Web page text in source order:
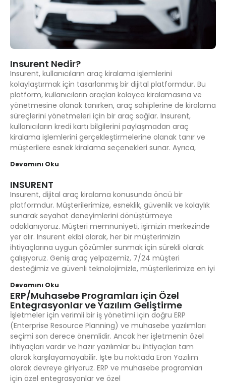
Insurent Nedir?
Insurent, kullanıcıların araç kiralama işlemlerini
kolaylaştırmak için tasarlanmış bir dijital platformdur. Bu
platform, kullanıcıların araçları kolayca kiralamasına ve
yönetmesine olanak tanırken, araç sahiplerine de kiralama
süreçlerini yönetmeleri için bir araç sağlar. Insurent,
kullanıcıların kredi kartı bilgilerini paylaşmadan araç
kiralama işlemlerini gerçekleştirmelerine olanak tanır ve
müşterilere esnek kiralama seçenekleri sunar. Ayrıca,
Devamını Oku
INSURENT
Insurent, dijital araç kiralama konusunda öncü bir
platformdur. Müşterilerimize, esneklik, güvenlik ve kolaylık
sunarak seyahat deneyimlerini dönüştürmeye
odaklanıyoruz. Müşteri memnuniyeti, işimizin merkezinde
yer alır. Insurent ekibi olarak, her bir müşterimizin
ihtiyaçlarına uygun çözümler sunmak için sürekli olarak
çalışıyoruz. Geniş araç yelpazemiz, 7/24 müşteri
desteğimiz ve güvenli teknolojimizle, müşterilerimize en iyi
Devamını Oku
ERP/Muhasebe Programları için Özel
Entegrasyonlar ve Yazılım Geliştirme
İşletmeler için verimli bir iş yönetimi için doğru ERP
(Enterprise Resource Planning) ve muhasebe yazılımları
seçimi son derece önemlidir. Ancak her işletmenin özel
ihtiyaçları vardır ve hazır yazılımlar bu ihtiyaçları tam
olarak karşılayamayabilir. İşte bu noktada Eron Yazılım
olarak devreye giriyoruz. ERP ve muhasebe programları
için özel entegrasyonlar ve özel